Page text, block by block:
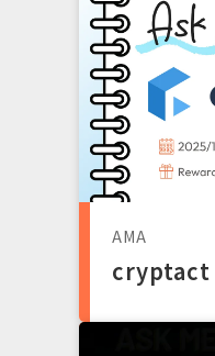
AMA
cryptact